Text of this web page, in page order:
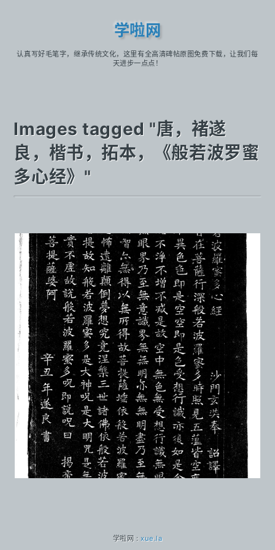
学啦网
认真写好毛笔字，继承传统文化，这里有全高清碑帖原图免费下载，让我们每
天进步一点点！
Images tagged "唐，褚遂
良，楷书，拓本，《般若波罗蜜
多心经》"
学啦网 : xue.la